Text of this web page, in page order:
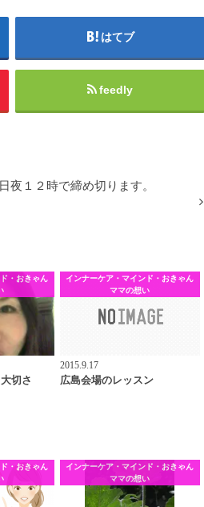
はてブ
feedly
夜１２時で締め切ります。
・おきゃん
切さ
インナーケア・マインド・おきゃん
ママの想い
2015.9.17
広島会場のレッスン
・おきゃん
インナーケア・マインド・おきゃん
ママの想い